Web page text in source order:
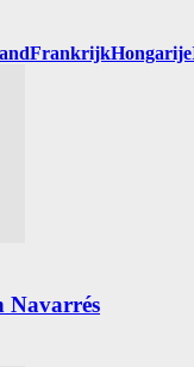
FrankrijkHongarije
Navarrés